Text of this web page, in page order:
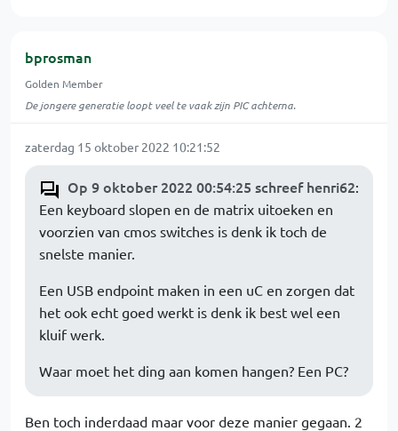
bprosman
Golden Member
De jongere generatie loopt veel te vaak zijn PIC achterna.
zaterdag 15 oktober 2022 10:21:52
Op 9 oktober 2022 00:54:25 schreef henri62:
Een keyboard slopen en de matrix uitoeken en
voorzien van cmos switches is denk ik toch de
snelste manier.
Een USB endpoint maken in een uC en zorgen dat
het ook echt goed werkt is denk ik best wel een
kluif werk.
Waar moet het ding aan komen hangen? Een PC?
Ben toch inderdaad maar voor deze manier gegaan. 2